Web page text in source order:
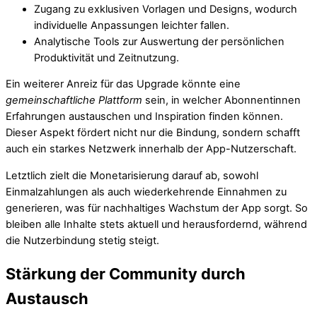
Zugang zu exklusiven Vorlagen und Designs, wodurch
individuelle Anpassungen leichter fallen.
Analytische Tools zur Auswertung der persönlichen
Produktivität und Zeitnutzung.
Ein weiterer Anreiz für das Upgrade könnte eine
gemeinschaftliche Plattform sein, in welcher Abonnentinnen
Erfahrungen austauschen und Inspiration finden können.
Dieser Aspekt fördert nicht nur die Bindung, sondern schafft
auch ein starkes Netzwerk innerhalb der App-Nutzerschaft.
Letztlich zielt die Monetarisierung darauf ab, sowohl
Einmalzahlungen als auch wiederkehrende Einnahmen zu
generieren, was für nachhaltiges Wachstum der App sorgt. So
bleiben alle Inhalte stets aktuell und herausfordernd, während
die Nutzerbindung stetig steigt.
Stärkung der Community durch
Austausch